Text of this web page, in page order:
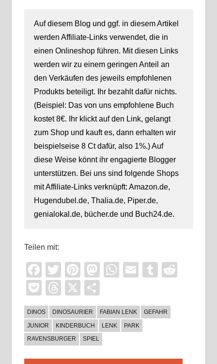
Auf diesem Blog und ggf. in diesem Artikel
werden Affiliate-Links verwendet, die in
einen Onlineshop führen. Mit diesen Links
werden wir zu einem geringen Anteil an
den Verkäufen des jeweils empfohlenen
Produkts beteiligt. Ihr bezahlt dafür nichts.
(Beispiel: Das von uns empfohlene Buch
kostet 8€. Ihr klickt auf den Link, gelangt
zum Shop und kauft es, dann erhalten wir
beispielseise 8 Ct dafür, also 1%.) Auf
diese Weise könnt ihr engagierte Blogger
unterstützen. Bei uns sind folgende Shops
mit Affiliate-Links verknüpft: Amazon.de,
Hugendubel.de, Thalia.de, Piper.de,
genialokal.de, bücher.de und Buch24.de.
Teilen mit:
Facebook
TwitterPinterest
Mastodon
WhatsApp
EmailTumblr
PocketThreads
X
DINOS DINOSAURIER FABIAN LENK
GEFAHR
JUNIOR
KINDERBUCH LENK
PARK
RAVENSBURGER
SPIEL